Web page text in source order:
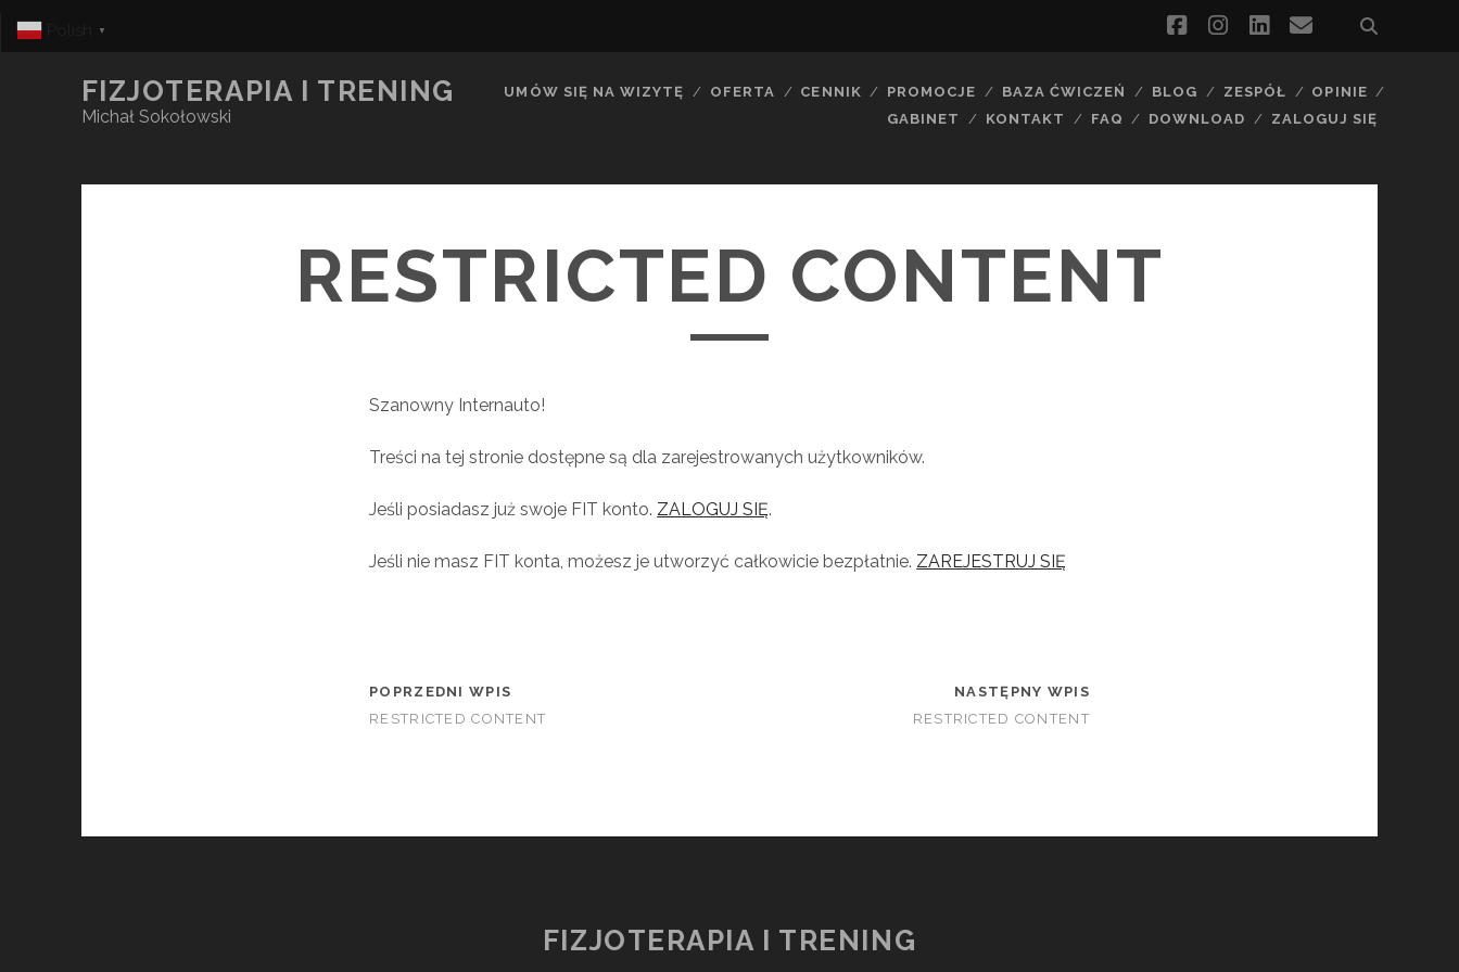
facebookinstagram
linkedinemail
FIZJOTERAPIA I TRENING
Michał Sokołowski
UMÓW SIĘ NA WIZYTĘ OFERTA CENNIK PROMOCJE BAZA ĆWICZEŃ BLOG ZESPÓŁ
OPINIE
GABINET
KONTAKT FAQ DOWNLOAD ZALOGUJ SIĘ
RESTRICTED CONTENT
Szanowny Internauto!
Treści na tej stronie dostępne są dla zarejestrowanych użytkowników.
Jeśli posiadasz już swoje FIT konto. ZALOGUJ SIĘ.
Jeśli nie masz FIT konta, możesz je utworzyć całkowicie bezpłatnie. ZAREJESTRUJ SIĘ
POPRZEDNI WPIS
RESTRICTED CONTENT
NASTĘPNY WPIS
RESTRICTED CONTENT
FIZJOTERAPIA I TRENING
▼